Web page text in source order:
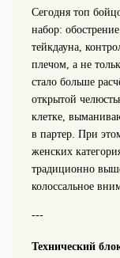
Сегодня топ
набор:
тейкдауна,
плечом, а не
стало больше
открытой
клетке,
в партер. При
женских
традиционно
колоссальное
---
Технический